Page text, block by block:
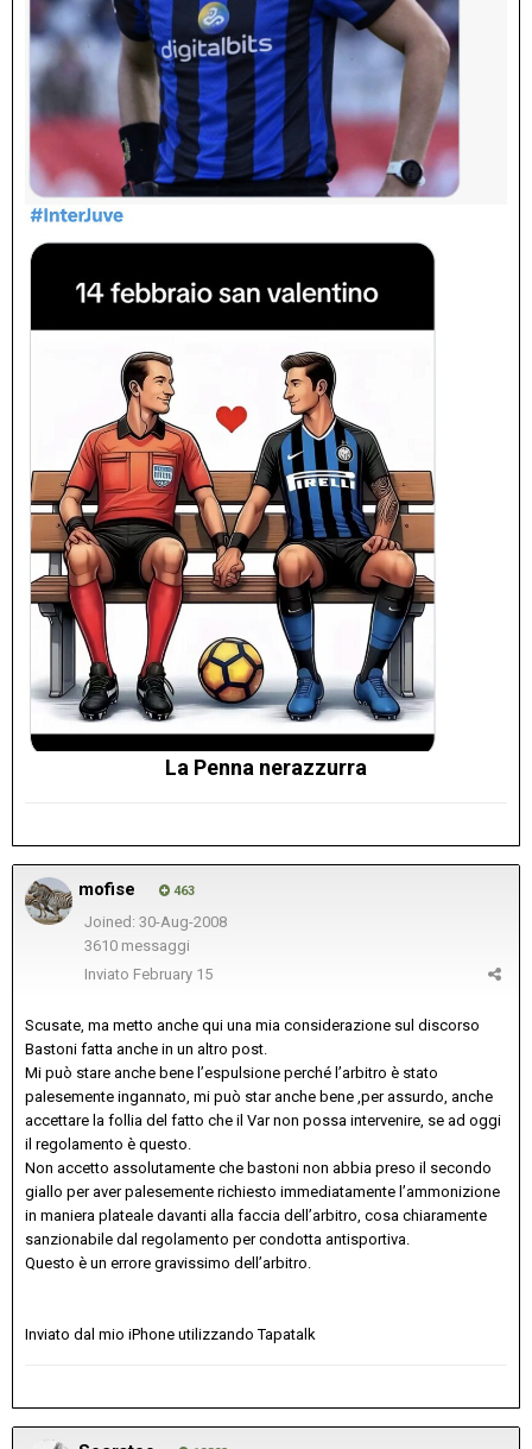
La Penna nerazzurra
mofise 463
Joined: 30-Aug-2008
3610 messaggi
Inviato February 15
Scusate, ma metto anche qui una mia considerazione sul discorso
Bastoni fatta anche in un altro post.
Mi può stare anche bene l’espulsione perché l’arbitro è stato
palesemente ingannato, mi può star anche bene ,per assurdo, anche
accettare la follia del fatto che il Var non possa intervenire, se ad oggi
il regolamento è questo.
Non accetto assolutamente che bastoni non abbia preso il secondo
giallo per aver palesemente richiesto immediatamente l’ammonizione
in maniera plateale davanti alla faccia dell’arbitro, cosa chiaramente
sanzionabile dal regolamento per condotta antisportiva.
Questo è un errore gravissimo dell’arbitro.
Inviato dal mio iPhone utilizzando Tapatalk